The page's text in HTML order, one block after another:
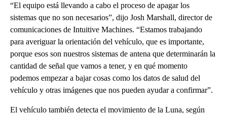
“El equipo está llevando a cabo el proceso de apagar los
sistemas que no son necesarios”, dijo Josh Marshall, director de
comunicaciones de Intuitive Machines. “Estamos trabajando
para averiguar la orientación del vehículo, que es importante,
porque esos son nuestros sistemas de antena que determinarán la
cantidad de señal que vamos a tener, y en qué momento
podemos empezar a bajar cosas como los datos de salud del
vehículo y otras imágenes que nos pueden ayudar a confirmar”.
El vehículo también detecta el movimiento de la Luna, según